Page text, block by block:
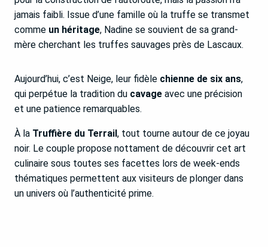
jamais faibli. Issue d’une famille où la truffe se transmet
comme un héritage, Nadine se souvient de sa grand-
mère cherchant les truffes sauvages près de Lascaux.
Aujourd’hui, c’est Neige, leur fidèle chienne de six ans,
qui perpétue la tradition du cavage avec une précision
et une patience remarquables.
À la Truffière du Terrail, tout tourne autour de ce joyau
noir. Le couple propose nottament de découvrir cet art
culinaire sous toutes ses facettes lors de week-ends
thématiques permettent aux visiteurs de plonger dans
un univers où l’authenticité prime.